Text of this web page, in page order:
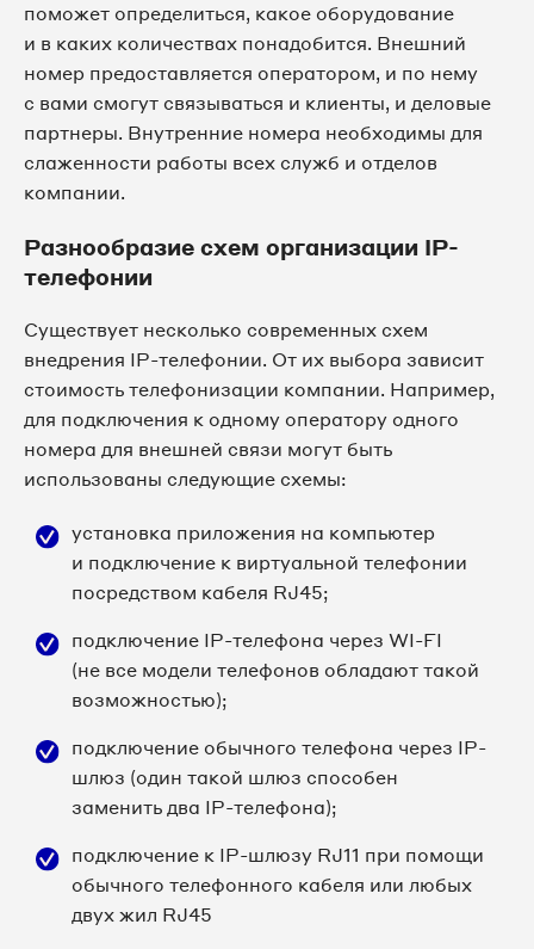
поможет определиться, какое оборудование
и в каких количествах понадобится. Внешний
номер предоставляется оператором, и по нему
с вами смогут связываться и клиенты, и деловые
партнеры. Внутренние номера необходимы для
слаженности работы всех служб и отделов
компании.
Разнообразие схем организации IP-
телефонии
Существует несколько современных схем
внедрения IP-телефонии. От их выбора зависит
стоимость телефонизации компании. Например,
для подключения к одному оператору одного
номера для внешней связи могут быть
использованы следующие схемы:
установка приложения на компьютер
и подключение к виртуальной телефонии
посредством кабеля RJ45;
подключение IP-телефона через WI-FI
(не все модели телефонов обладают такой
возможностью);
подключение обычного телефона через IP-
шлюз (один такой шлюз способен
заменить два IP-телефона);
подключение к IP-шлюзу RJ11 при помощи
обычного телефонного кабеля или любых
двух жил RJ45